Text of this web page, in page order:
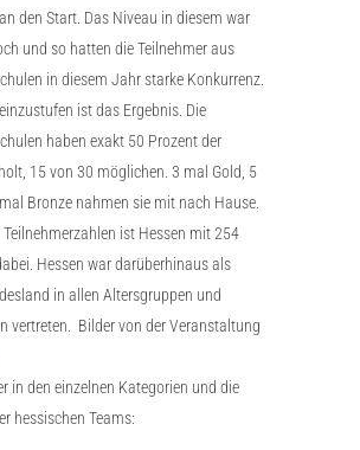
den Start. Das Niveau in diesem war
und so hatten die Teilnehmer aus
in diesem Jahr starke Konkurrenz.
ist das Ergebnis. Die
haben exakt 50 Prozent der
15 von 30 möglichen. 3 mal Gold, 5
Bronze nahmen sie mit nach Hause.
ist Hessen mit 254
Hessen war darüberhinaus als
in allen Altersgruppen und
vertreten. Bilder von der Veranstaltung
in den einzelnen Kategorien und die
hessischen Teams: